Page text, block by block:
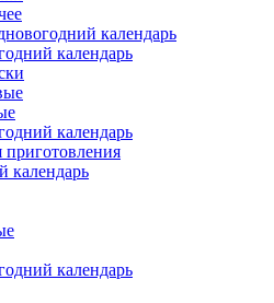
календарь
календарь
календарь
календарь
календарь